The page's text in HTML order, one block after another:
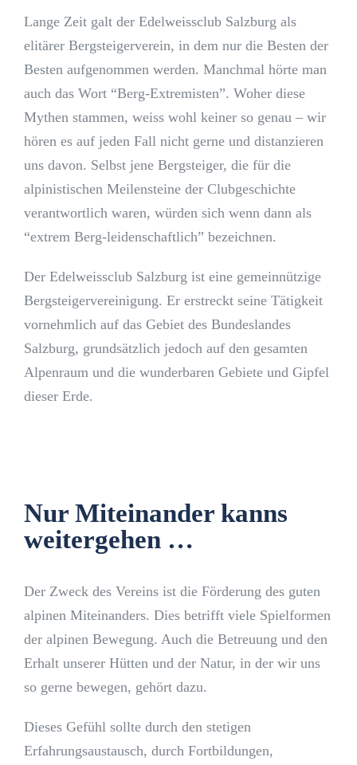
Lange Zeit galt der Edelweissclub Salzburg als
elitärer Bergsteigerverein, in dem nur die Besten der
Besten aufgenommen werden. Manchmal hörte man
auch das Wort “Berg-Extremisten”. Woher diese
Mythen stammen, weiss wohl keiner so genau – wir
hören es auf jeden Fall nicht gerne und distanzieren
uns davon. Selbst jene Bergsteiger, die für die
alpinistischen Meilensteine der Clubgeschichte
verantwortlich waren, würden sich wenn dann als
“extrem Berg-leidenschaftlich” bezeichnen.
Der Edelweissclub Salzburg ist eine gemeinnützige
Bergsteigervereinigung. Er erstreckt seine Tätigkeit
vornehmlich auf das Gebiet des Bundeslandes
Salzburg, grundsätzlich jedoch auf den gesamten
Alpenraum und die wunderbaren Gebiete und Gipfel
dieser Erde.
Nur Miteinander kanns
weitergehen …
Der Zweck des Vereins ist die Förderung des guten
alpinen Miteinanders. Dies betrifft viele Spielformen
der alpinen Bewegung. Auch die Betreuung und den
Erhalt unserer Hütten und der Natur, in der wir uns
so gerne bewegen, gehört dazu.
Dieses Gefühl sollte durch den stetigen
Erfahrungsaustausch, durch Fortbildungen,